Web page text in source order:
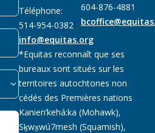
Téléphone:
514-954-0382
info@equitas.org
604-876-4881
*Equitas reconnaît que ses
bureaux sont situés sur les
territoires autochtones non
cédés des Premières nations
Kanien’kehá:ka (Mohawk),
Sḵwx̱wú7mesh (Squamish),